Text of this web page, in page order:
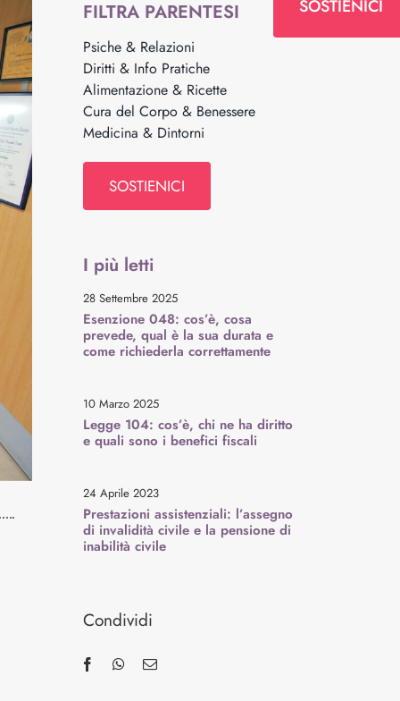
SOSTIENICI
FILTRA PARENTESI
Psiche & Relazioni
Diritti & Info Pratiche
Alimentazione & Ricette
Cura del Corpo & Benessere
Medicina & Dintorni
SOSTIENICI
I più letti
28 Settembre 2025
Esenzione 048: cos’è, cosa
prevede, qual è la sua durata e
come richiederla correttamente
10 Marzo 2025
Legge 104: cos’è, chi ne ha diritto
e quali sono i benefici fiscali
24 Aprile 2023
Prestazioni assistenziali: l’assegno
di invalidità civile e la pensione di
inabilità civile
Condividi